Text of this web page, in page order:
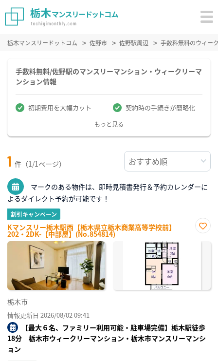
栃木マンスリードットコム 佐野市 佐野駅周辺 手数料無料のウィー
手数料無料/佐野駅のマンスリーマンション・ウィークリーマ
ンション情報
初期費用を大幅カット 契約時の手続きが簡略化
もっと見る
1 件（1/1ページ）
マークのある物件は、即時見積書発行＆予約カレンダーに
よるダイレクト予約が可能です！
割引キャンペーン
Kマンスリー栃木駅西【栃木県立栃木商業高等学校前】
202・2DK-【中部屋】(No.854814)
に入
栃木市
情報更新日 2026/08/02 09:41
【最大６名、ファミリー利用可能・駐車場完備】栃木駅徒歩
18分 栃木市ウィークリーマンション・栃木市マンスリーマンシ
ョン